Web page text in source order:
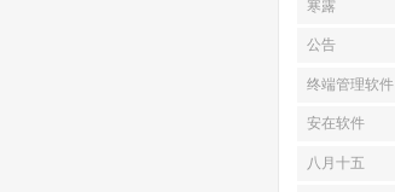
寒露
公告
终端管理软件
安在软件
八月十五